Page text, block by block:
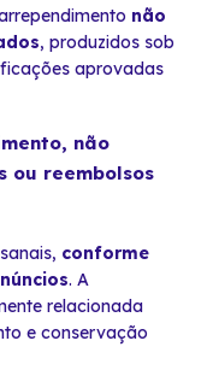
não
, produzidos sob
aprovadas
não
ou reembolsos
conforme
. A
relacionada
e conservação